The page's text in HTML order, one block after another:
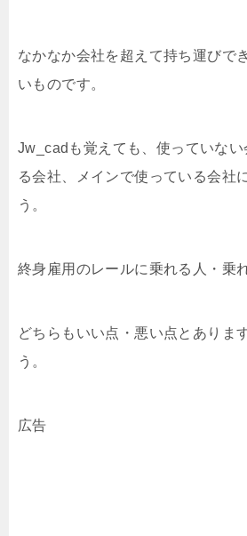
なかなか会社を超えて持ち運びで
いものです。
Jw_cadも覚えても、使っていな
る会社、メインで使っている会社
う。
終身雇用のレールに乗れる人・乗
どちらもいい点・悪い点とありま
う。
広告